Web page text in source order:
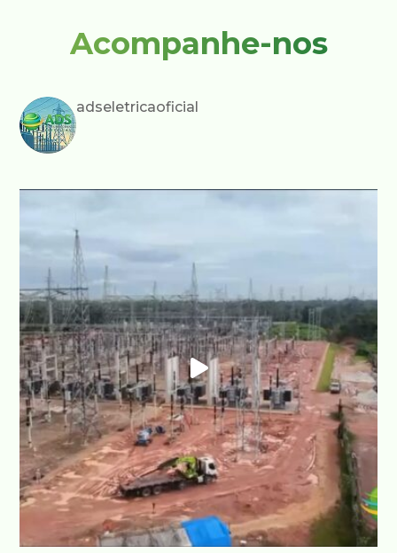
Acompanhe-nos
adseletricaoficial